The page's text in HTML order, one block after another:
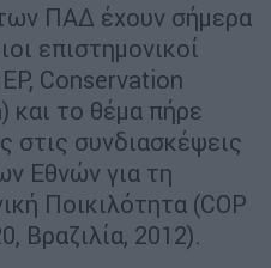
ΠΑΔ έχουν σήμερα
επιστημονικοί
Conservation
και το θέμα πήρε
στις συνδιασκέψεις
Εθνών για τη
Ποικιλότητα (COP
Βραζιλία, 2012).